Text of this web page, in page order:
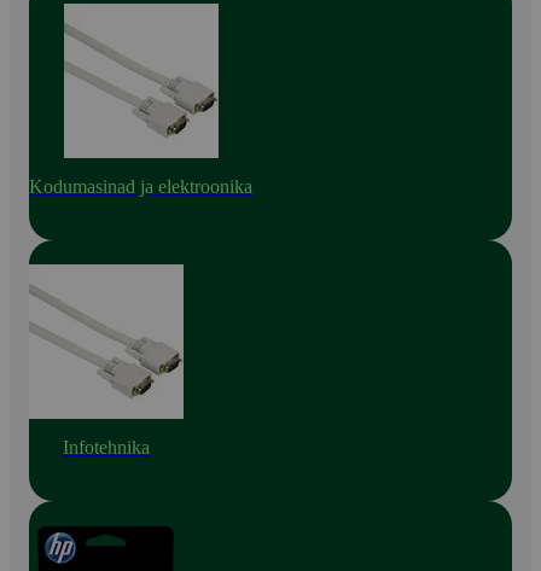
Kodumasinad ja elektroonika
Infotehnika